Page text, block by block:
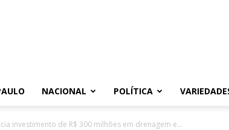
NACIONAL POLÍTICA
investimento de R$ 300 milhões em drenagem e...